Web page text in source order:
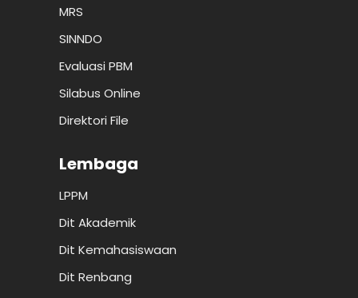
MRS
SINNDO
Evaluasi PBM
Silabus Online
Direktori File
Lembaga
LPPM
Dit Akademik
Dit Kemahasiswaan
Dit Renbang